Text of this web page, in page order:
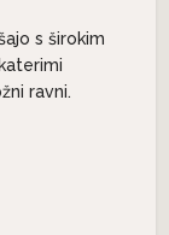
s širokim
ravni.